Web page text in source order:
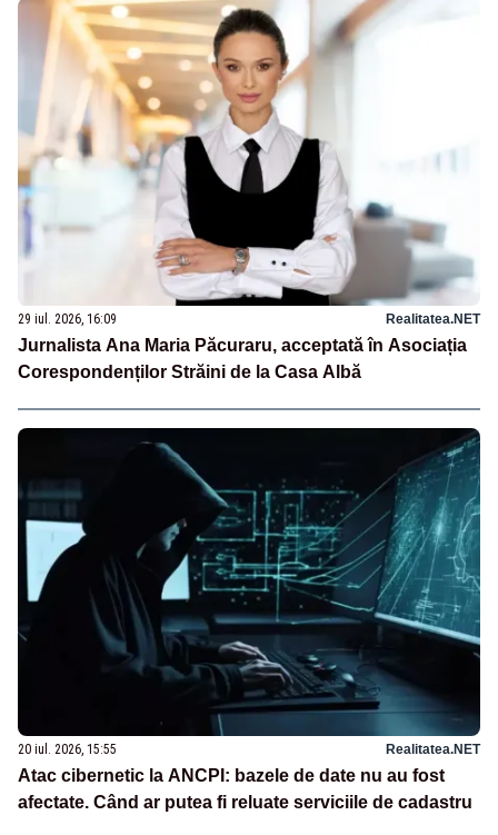
29 iul. 2026, 16:09 Realitatea.NET
Jurnalista Ana Maria Păcuraru, acceptată în Asociația
Corespondenților Străini de la Casa Albă
20 iul. 2026, 15:55 Realitatea.NET
Atac cibernetic la ANCPI: bazele de date nu au fost
afectate. Când ar putea fi reluate serviciile de cadastru